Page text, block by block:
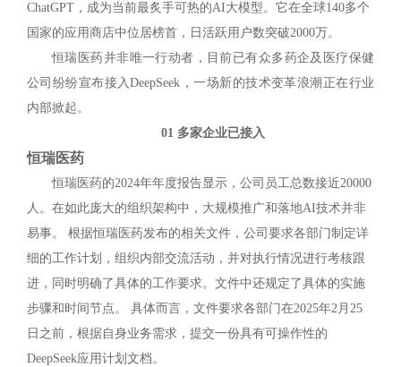
ChatGPT，成为当前最炙手可热的AI大模型。它在全球140多个
国家的应用商店中位居榜首，日活跃用户数突破2000万。
恒瑞医药并非唯一行动者，目前已有众多药企及医疗保健
公司纷纷宣布接入DeepSeek，一场新的技术变革浪潮正在行业
内部掀起。
01 多家企业已接入
恒瑞医药
恒瑞医药的2024年年度报告显示，公司员工总数接近20000
人。在如此庞大的组织架构中，大规模推广和落地AI技术并非
易事。 根据恒瑞医药发布的相关文件，公司要求各部门制定详
细的工作计划，组织内部交流活动，并对执行情况进行考核跟
进，同时明确了具体的工作要求。文件中还规定了具体的实施
步骤和时间节点。 具体而言，文件要求各部门在2025年2月25
日之前，根据自身业务需求，提交一份具有可操作性的
DeepSeek应用计划文档。